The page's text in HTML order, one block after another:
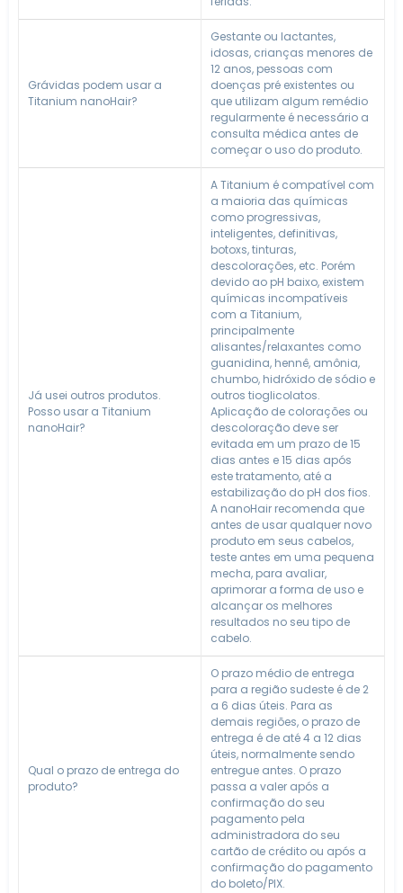
Grávidas podem usar a
Titanium nanoHair?
Gestante ou lactantes,
idosas, crianças menores de
12 anos, pessoas com
doenças pré existentes ou
que utilizam algum remédio
regularmente é necessário a
consulta médica antes de
começar o uso do produto.
Já usei outros produtos.
Posso usar a Titanium
nanoHair?
A Titanium é compatível com
a maioria das químicas
como progressivas,
inteligentes, definitivas,
botoxs, tinturas,
descolorações, etc. Porém
devido ao pH baixo, existem
químicas incompatíveis
com a Titanium,
principalmente
alisantes/relaxantes como
guanidina, hennê, amônia,
chumbo, hidróxido de sódio e
outros tioglicolatos.
Aplicação de colorações ou
descoloração deve ser
evitada em um prazo de 15
dias antes e 15 dias após
este tratamento, até a
estabilização do pH dos fios.
A nanoHair recomenda que
antes de usar qualquer novo
produto em seus cabelos,
teste antes em uma pequena
mecha, para avaliar,
aprimorar a forma de uso e
alcançar os melhores
resultados no seu tipo de
cabelo.
Qual o prazo de entrega do
produto?
O prazo médio de entrega
para a região sudeste é de 2
a 6 dias úteis. Para as
demais regiões, o prazo de
entrega é de até 4 a 12 dias
úteis, normalmente sendo
entregue antes. O prazo
passa a valer após a
confirmação do seu
pagamento pela
administradora do seu
cartão de crédito ou após a
confirmação do pagamento
do boleto/PIX.